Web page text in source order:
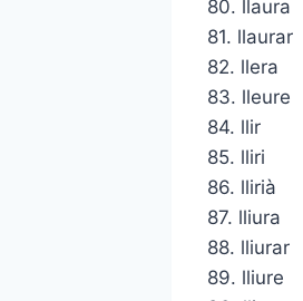
80. llaura
81. llaurar
82. llera
83. lleure
84. llir
85. lliri
86. llirià
87. lliura
88. lliurar
89. lliure